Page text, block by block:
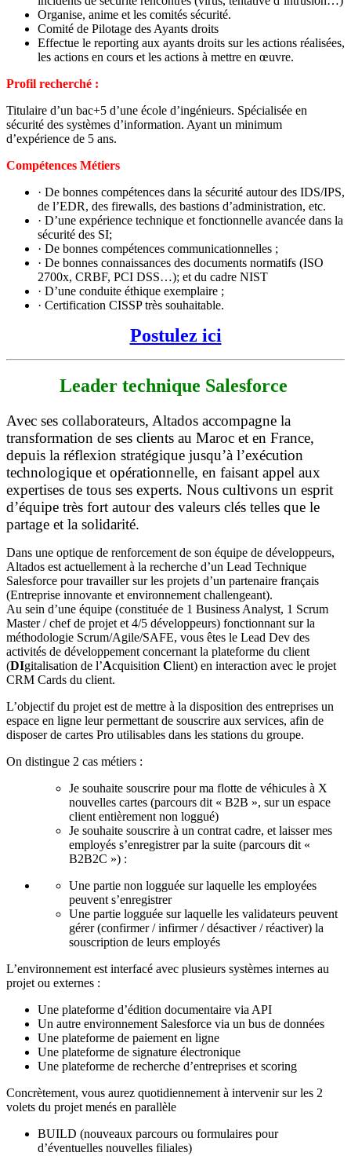
Organise, anime et les comités sécurité.
Comité de Pilotage des Ayants droits
Effectue le reporting aux ayants droits sur les actions réalisées,
les actions en cours et les actions à mettre en œuvre.
Profil recherché :
Titulaire d’un bac+5 d’une école d’ingénieurs. Spécialisée en
sécurité des systèmes d’information. Ayant un minimum
d’expérience de 5 ans.
Compétences Métiers
· De bonnes compétences dans la sécurité autour des IDS/IPS,
de l’EDR, des firewalls, des bastions d’administration, etc.
· D’une expérience technique et fonctionnelle avancée dans la
sécurité des SI;
· De bonnes compétences communicationnelles ;
· De bonnes connaissances des documents normatifs (ISO
2700x, CRBF, PCI DSS…); et du cadre NIST
· D’une conduite éthique exemplaire ;
· Certification CISSP très souhaitable.
Postulez ici
Leader technique Salesforce
Avec ses collaborateurs, Altados accompagne la
transformation de ses clients au Maroc et en France,
depuis la réflexion stratégique jusqu’à l’exécution
technologique et opérationnelle, en faisant appel aux
expertises de tous ses experts. Nous cultivons un esprit
d’équipe très fort autour des valeurs clés telles que le
partage et la solidarité.
Dans une optique de renforcement de son équipe de développeurs,
Altados est actuellement à la recherche d’un Lead Technique
Salesforce pour travailler sur les projets d’un partenaire français
(Entreprise innovante et environnement challengeant).
Au sein d’une équipe (constituée de 1 Business Analyst, 1 Scrum
Master / chef de projet et 4/5 développeurs) fonctionnant sur la
méthodologie Scrum/Agile/SAFE, vous êtes le Lead Dev des
activités de développement concernant la plateforme du client
(DIgitalisation de l’Acquisition Client) en interaction avec le projet
CRM Cards du client.
L’objectif du projet est de mettre à la disposition des entreprises un
espace en ligne leur permettant de souscrire aux services, afin de
disposer de cartes Pro utilisables dans les stations du groupe.
On distingue 2 cas métiers :
Je souhaite souscrire pour ma flotte de véhicules à X
nouvelles cartes (parcours dit « B2B », sur un espace
client entièrement non loggué)
Je souhaite souscrire à un contrat cadre, et laisser mes
employés s’enregistrer par la suite (parcours dit «
B2B2C ») :
Une partie non logguée sur laquelle les employées
peuvent s’enregistrer
Une partie logguée sur laquelle les validateurs peuvent
gérer (confirmer / infirmer / désactiver / réactiver) la
souscription de leurs employés
L’environnement est interfacé avec plusieurs systèmes internes au
projet ou externes :
Une plateforme d’édition documentaire via API
Un autre environnement Salesforce via un bus de données
Une plateforme de paiement en ligne
Une plateforme de signature électronique
Une plateforme de recherche d’entreprises et scoring
Concrètement, vous aurez quotidiennement à intervenir sur les 2
volets du projet menés en parallèle
BUILD (nouveaux parcours ou formulaires pour
d’éventuelles nouvelles filiales)